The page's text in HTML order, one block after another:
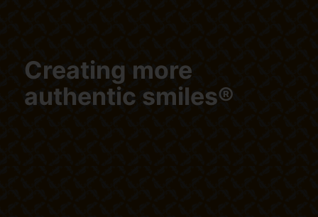
Creating more
authentic smiles®